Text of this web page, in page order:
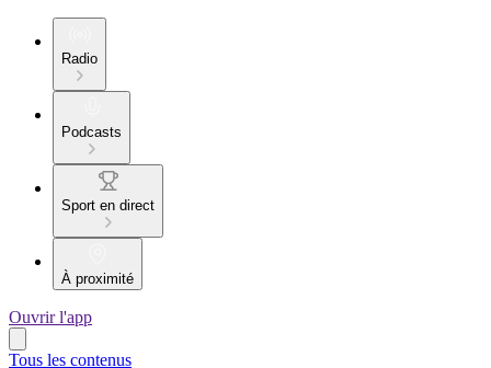
Radio
Podcasts
Sport en direct
À proximité
Ouvrir l'app
Tous les contenus